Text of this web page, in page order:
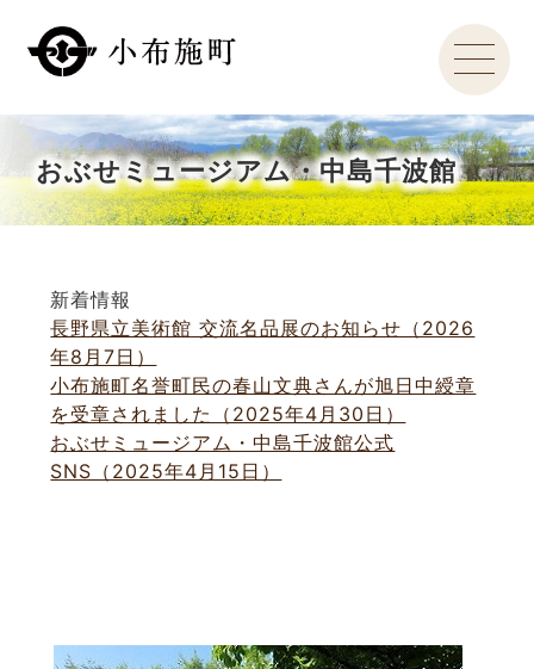
おぶせミュージアム・中島千波館
新着情報
長野県立美術館 交流名品展のお知らせ（2026
年8月7日）
小布施町名誉町民の春山文典さんが旭日中綬章
を受章されました（2025年4月30日）
おぶせミュージアム・中島千波館公式
SNS（2025年4月15日）